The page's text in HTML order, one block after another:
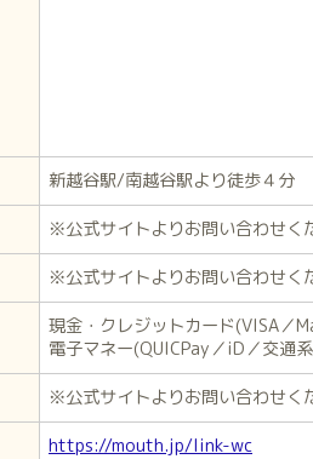
新越谷駅/南越谷駅より徒歩４分
※公式サイトよりお問い合わせく
※公式サイトよりお問い合わせく
現金・クレジットカード(VISA／
電子マネー(QUICPay／iD／交通
※公式サイトよりお問い合わせく
https://mouth.jp/link-wc